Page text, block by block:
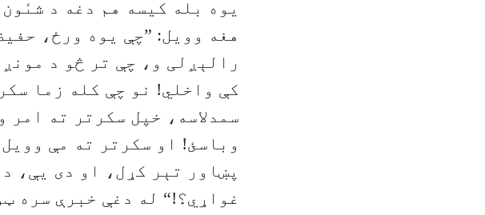
یوه بله کیسه هم دغه د
هغه وویل: ”چې یوه ورځ،
رالېږلی و، چې تر څو د
کې واخلي! نو چې کله زما
سمدلاسه، خپل سکرتر ته
وباسئ! او سکرتر ته مې
پښاور تېر کړل، او دی یې،
غواړي؟!“ له دغې خبرې سره